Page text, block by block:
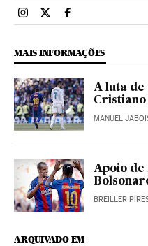
Esportes El País Brasil en
Esportes El País
Esportes El País
MAIS INFORMAÇÕES
A luta de
Cristiano
MANUEL
Apoio de
BREILLER
ARQUIVADO EM